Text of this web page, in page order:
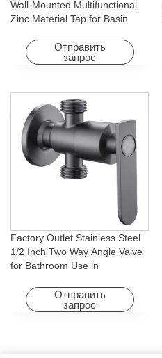
Wall-Mounted Multifunctional
Zinc Material Tap for Basin
Homes
Отправить
запрос
Factory Outlet Stainless Steel
1/2 Inch Two Way Angle Valve
for Bathroom Use in
InstallationОтправить
запрос